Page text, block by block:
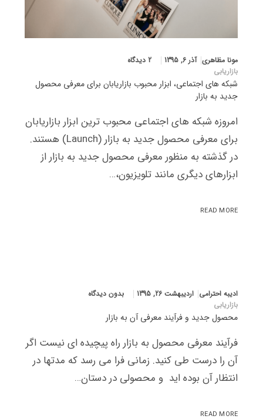
مونا مظاهری آذر 6, 1395
2 دیدگاه
بازاریابی
شبکه های اجتماعی، ابزار محبوب بازاریابان برای معرفی محصول
جدید به بازار
امروزه شبکه های اجتماعی محبوب ترین ابزار بازاریابان
برای معرفی محصول جدید به بازار (Launch) هستند.
در گذشته به منظور معرفی محصول جدید به بازار از
ابزارهای دیگری مانند تلویزیون،…
READ MORE
ادیبه احترامی اردیبهشت 26, 1395
بدون دیدگاه
بازاریابی
محصول جدید و فرآیند معرفی آن به بازار
فرآیند معرفی محصول به بازار راه پیچیده ای نیست اگر
آن را درست طی کنید. زمانی فرا می رسد که مدتها در
انتظار آن بوده اید و محصولی در دستان…
READ MORE